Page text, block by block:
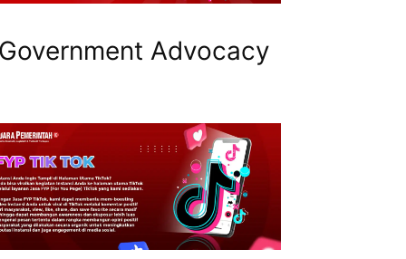
Advocacy